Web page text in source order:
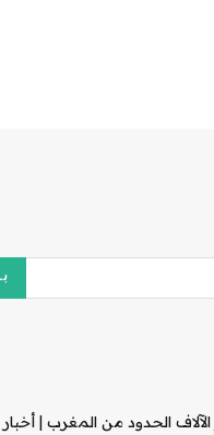
الحدود من المغرب | أخبار